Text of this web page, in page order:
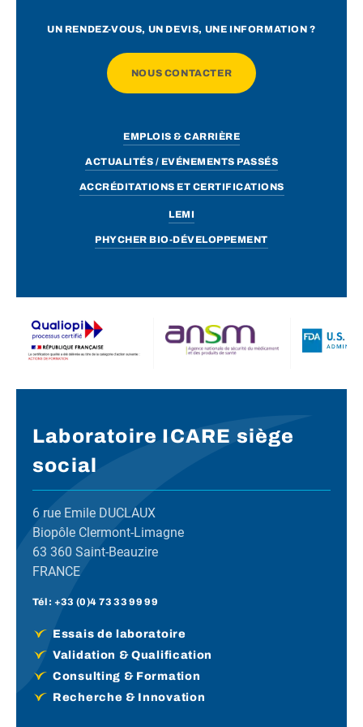
UN RENDEZ-VOUS, UN DEVIS, UNE INFORMATION ?
NOUS CONTACTER
EMPLOIS & CARRIÈRE
ACTUALITÉS / EVÉNEMENTS PASSÉS
ACCRÉDITATIONS ET CERTIFICATIONS
LEMI
PHYCHER BIO-DÉVELOPPEMENT
Laboratoire ICARE siège
social
6 rue Emile DUCLAUX
Biopôle Clermont-Limagne
63 360 Saint-Beauzire
FRANCE
Tél : +33 (0)4 73 33 99 99
Essais de laboratoire
Validation & Qualification
Consulting & Formation
Recherche & Innovation